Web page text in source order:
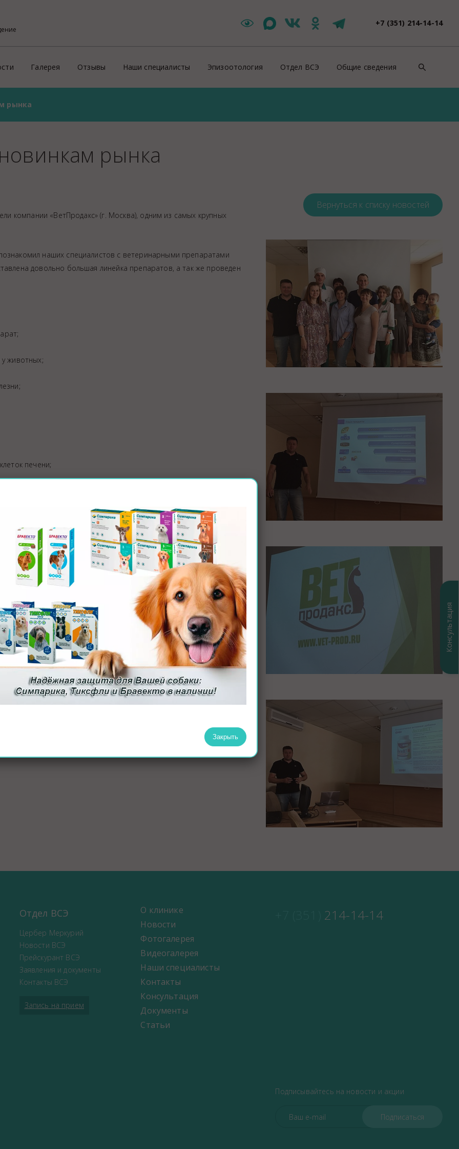
Консультация
+7 (351) 214-14-14
района
услуг потребителям
Галерея
Видео
Отзывы Наши специалисты Эпизоотология
Эпизоотическая ситуация
Сопроводительные документы на животных
Противоэпизоотические мероприятия
Отдел ВСЭ
Новости ВСЭ
Общие сведения
Нормативно-правовые
Вакансии
рынка
рынка
Вернуться к списку новостей
компании «ВетПродакс» (г. Москва), одним из самых крупных
наших специалистов с ветеринарными препаратами
довольно большая линейка препаратов, а так же проведен
животных;
печени;
время течки.
составом фирмы «Фармина».
представили обзор кормов «ПроПлан НейроКэа» для улучшения
и «Гипоаллердженик» для лечения пищевой аллергии у собак,
«Гастроинтестинал» для лечения нарушений работы желудочно-
при заболеваниях печени и пробиотик для улучшения микрофлоры
сети и будут использоваться для лечения и профилактики
Отдел ВСЭ
Цербер Меркурий
Новости ВСЭ
Прейскурант ВСЭ
Заявления и документы
Контакты ВСЭ
Запись на прием
О клинике
Новости
Фотогалерея
Видеогалерея
Наши специалисты
Контакты
Консультация
Документы
Статьи
214-14-14
Подписывайтесь на новости и акции
Закрыть